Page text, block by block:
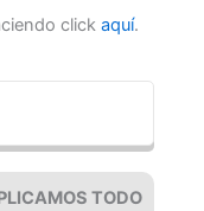
click aquí.
TODO